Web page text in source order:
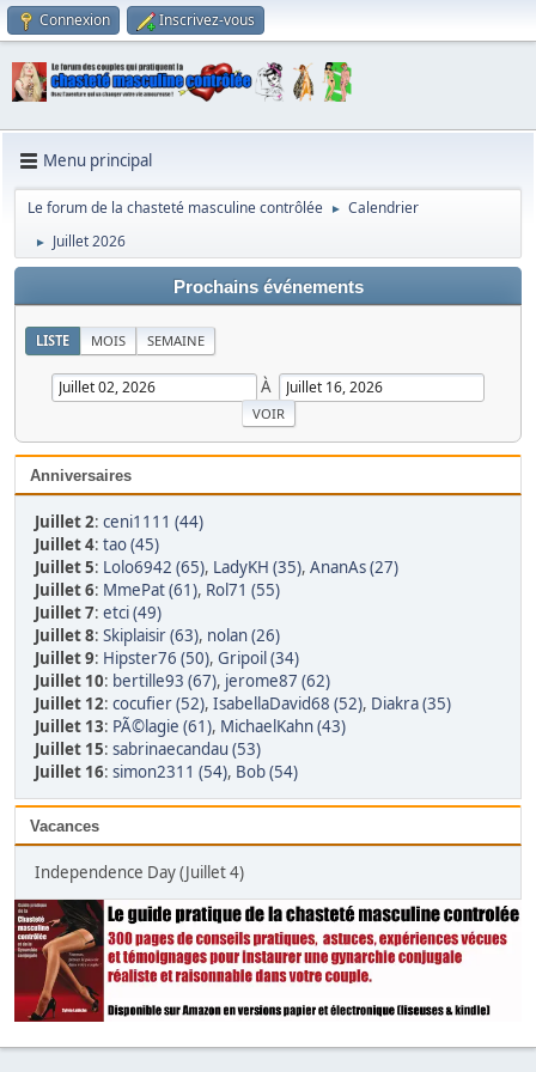
Connexion Inscrivez-vous
Menu principal
Le forum de la chasteté masculine contrôlée ► Calendrier
► Juillet 2026
Prochains événements
LISTE MOIS SEMAINE
À
Anniversaires
Juillet 2: ceni1111 (44)
Juillet 4: tao (45)
Juillet 5: Lolo6942 (65), LadyKH (35), AnanAs (27)
Juillet 6: MmePat (61), Rol71 (55)
Juillet 7: etci (49)
Juillet 8: Skiplaisir (63), nolan (26)
Juillet 9: Hipster76 (50), Gripoil (34)
Juillet 10: bertille93 (67), jerome87 (62)
Juillet 12: cocufier (52), IsabellaDavid68 (52), Diakra (35)
Juillet 13: PÃ©lagie (61), MichaelKahn (43)
Juillet 15: sabrinaecandau (53)
Juillet 16: simon2311 (54), Bob (54)
Vacances
Independence Day (Juillet 4)